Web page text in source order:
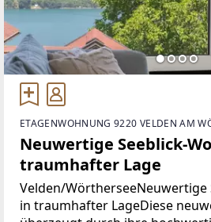
ETAGENWOHNUNG 9220 VELDEN AM
Neuwertige Seeblick-
traumhafter Lage
Velden/WörtherseeNeuwertige
in traumhafter LageDiese